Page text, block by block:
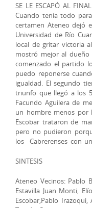
SE LE ESCAPÓ AL FINAL
Cuando tenía todo
certamen Ateneo dejó
Universidad de Río
local de gritar victoria
mostró mejor al dueño
comenzado el partido
puedo reponerse
igualdad. El segundo
triunfo que llegó a los
Facundo Aguilera de
un hombre menos por
Escobar trataron de
pero no pudieron
los Cabrerenses con
SINTESIS
Ateneo Vecinos: Pablo
Estavilla Juan Monti,
Escobar,Pablo